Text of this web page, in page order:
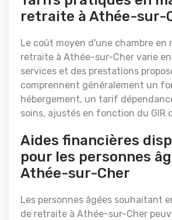
retraite à Athée-sur-
Le coût moyen d'une chambre en
retraite à Athée-sur-Cher varie
services et des prestations
comprennent généralement un
hébergement, un tarif
soins, ajustés en fonction du GIR
Aides financières
pour les personnes
Athée-sur-Cher
Les personnes âgées souhaitant
de retraite à Athée-sur-Cher